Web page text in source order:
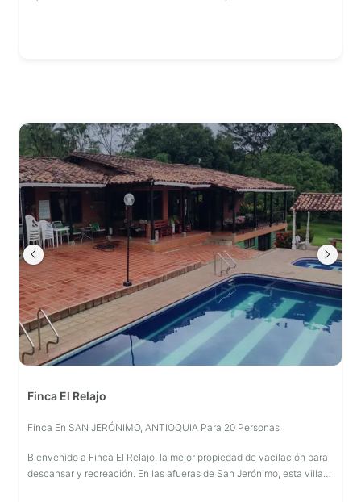
Finca El Relajo
Finca En SAN JERÓNIMO, ANTIOQUIA Para 20 Personas
Bienvenido a Finca El Relajo, la mejor propiedad de vacilación para
descansar y recreación. En las afueras de San Jerónimo, esta villa